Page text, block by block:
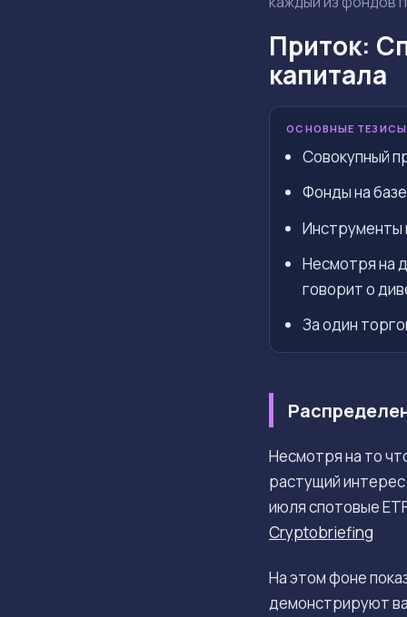
Приток:
капитала
ОСНОВНЫЕ ТЕЗИСЫ
Совокупный
Фонды на
Инструменты
Несмотря на
говорит о
За один
Несмотря на то
растущий
июля спотовые
Cryptobriefing
На этом фоне
демонстрируют